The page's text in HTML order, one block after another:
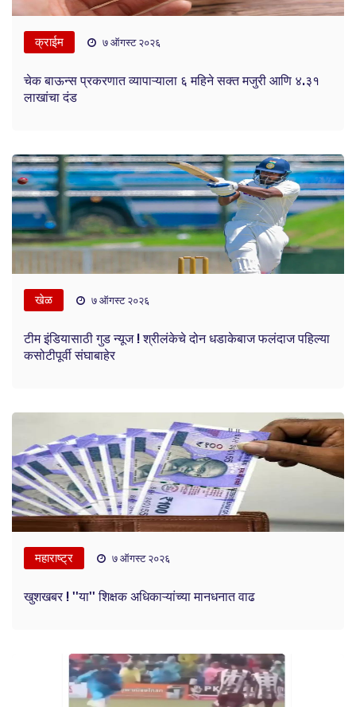
क्राईम ७ ऑगस्ट २०२६
चेक बाऊन्स प्रकरणात व्यापाऱ्याला ६ महिने सक्त मजुरी आणि ४.३१
लाखांचा दंड
खेळ ७ ऑगस्ट २०२६
टीम इंडियासाठी गुड न्यूज ! श्रीलंकेचे दोन धडाकेबाज फलंदाज पहिल्या
कसोटीपूर्वी संघाबाहेर
महाराष्ट्र ७ ऑगस्ट २०२६
खुशखबर ! ''या'' शिक्षक अधिकाऱ्यांच्या मानधनात वाढ